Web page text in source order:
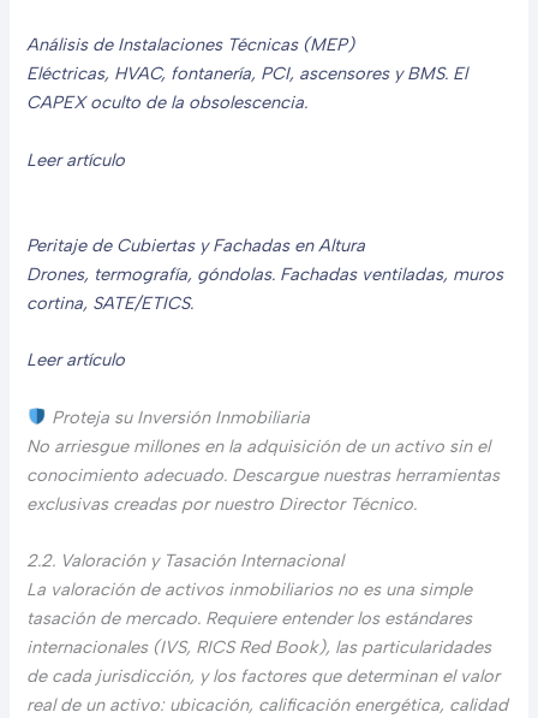
Análisis de Instalaciones Técnicas (MEP)
Eléctricas, HVAC, fontanería, PCI, ascensores y BMS. El
CAPEX oculto de la obsolescencia.
Leer artículo
Peritaje de Cubiertas y Fachadas en Altura
Drones, termografía, góndolas. Fachadas ventiladas, muros
cortina, SATE/ETICS.
Leer artículo
Proteja su Inversión Inmobiliaria
No arriesgue millones en la adquisición de un activo sin el
conocimiento adecuado. Descargue nuestras herramientas
exclusivas creadas por nuestro Director Técnico.
2.2. Valoración y Tasación Internacional
La valoración de activos inmobiliarios no es una simple
tasación de mercado. Requiere entender los estándares
internacionales (IVS, RICS Red Book), las particularidades
de cada jurisdicción, y los factores que determinan el valor
real de un activo: ubicación, calificación energética, calidad